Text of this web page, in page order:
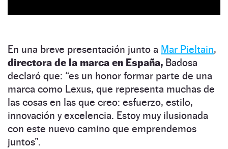
En una breve presentación junto a Mar Pieltain,
directora de la marca en España, Badosa
declaró que: “es un honor formar parte de una
marca como Lexus, que representa muchas de
las cosas en las que creo: esfuerzo, estilo,
innovación y excelencia. Estoy muy ilusionada
con este nuevo camino que emprendemos
juntos”.